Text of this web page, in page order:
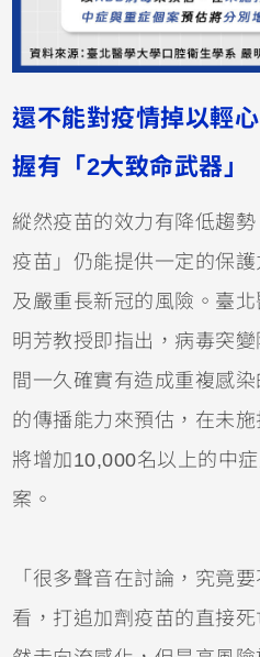
還不能對疫情掉以輕
握有「2大致命武器」
縱然疫苗的效力有降低趨
疫苗」仍能提供一定的保
及嚴重長新冠的風險。臺
明芳教授即指出，病毒突
間一久確實有造成重複感
的傳播能力來預估，在未
將增加10,000名以上的中
案。
「很多聲音在討論，究竟
看，打追加劑疫苗的直接